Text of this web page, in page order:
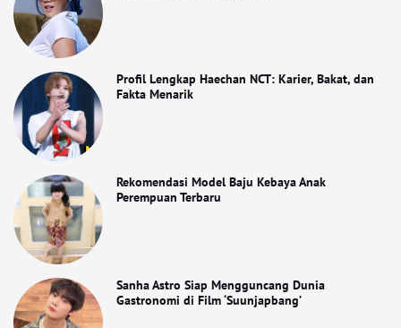
Profil Lengkap Haechan NCT: Karier, Bakat, dan
Fakta Menarik
Rekomendasi Model Baju Kebaya Anak
Perempuan Terbaru
Sanha Astro Siap Mengguncang Dunia
Gastronomi di Film ‘Suunjapbang’